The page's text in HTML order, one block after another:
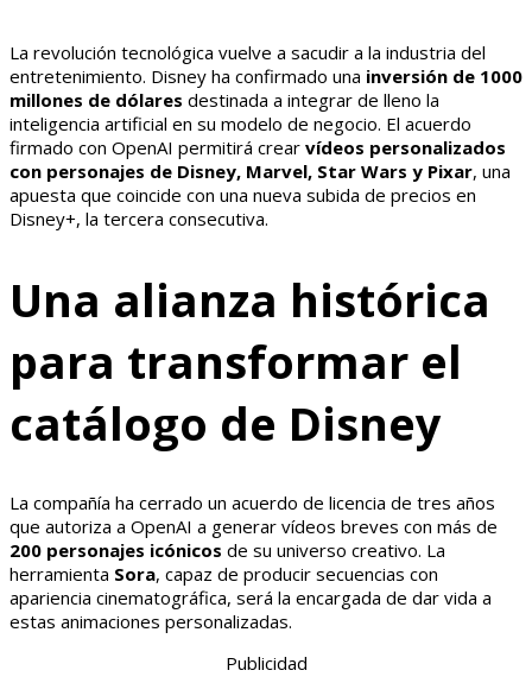
La revolución tecnológica vuelve a sacudir a la industria del
entretenimiento. Disney ha confirmado una inversión de 1000
millones de dólares destinada a integrar de lleno la
inteligencia artificial en su modelo de negocio. El acuerdo
firmado con OpenAI permitirá crear vídeos personalizados
con personajes de Disney, Marvel, Star Wars y Pixar, una
apuesta que coincide con una nueva subida de precios en
Disney+, la tercera consecutiva.
Una alianza histórica
para transformar el
catálogo de Disney
La compañía ha cerrado un acuerdo de licencia de tres años
que autoriza a OpenAI a generar vídeos breves con más de
200 personajes icónicos de su universo creativo. La
herramienta Sora, capaz de producir secuencias con
apariencia cinematográfica, será la encargada de dar vida a
estas animaciones personalizadas.
Publicidad